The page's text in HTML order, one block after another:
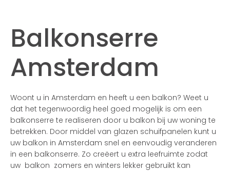
Balkonserre
Amsterdam
Woont u in Amsterdam en heeft u een balkon? Weet u
dat het tegenwoordig heel goed mogelijk is om een
balkonserre te realiseren door u balkon bij uw woning te
betrekken. Door middel van glazen schuifpanelen kunt u
uw balkon in Amsterdam snel en eenvoudig veranderen
in een balkonserre. Zo creëert u extra leefruimte zodat
uw balkon zomers en winters lekker gebruikt kan